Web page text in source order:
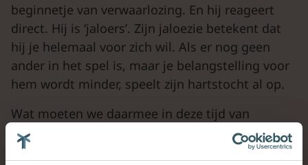
beginnetje van verwaarlozing. En hij reageert
direct. Hij is ‘jaloers’. Zijn jaloezie betekent dat
hij je helemaal voor zich wil. Als er nog geen
ander in het spel is, maar je belangstelling voor
hem wordt minder, speelt zijn hartstocht al op.
Wat moeten we daarmee in deze tijd van
overprikkeling en focusverlies, van ikgerichtheid
en reclame voor jezelf? En al zouden we daar